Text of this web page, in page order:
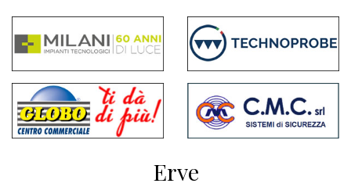
commenti
Contenuti
del
sito
Erve